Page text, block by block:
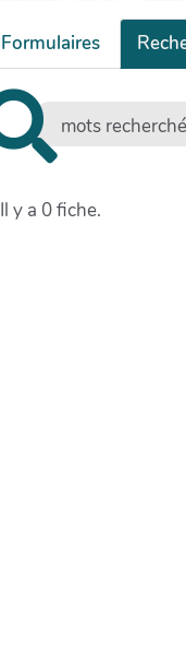
Formulaires
Il y a 0 fiche.